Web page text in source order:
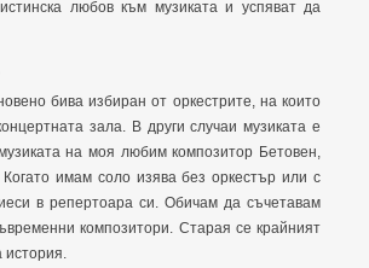
любов към музиката и успяват да
бива избиран от оркестрите, на които
зала. В други случаи музиката е
на моя любим композитор Бетовен,
имам соло изява без оркестър или с
в репертоара си. Обичам да съчетавам
композитори. Старая се крайният
история.